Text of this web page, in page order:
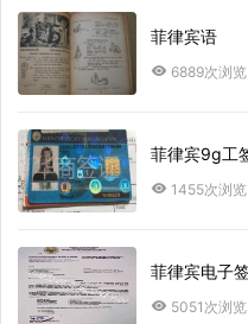
菲律宾语
6889次浏览
菲律宾9g工
1455次浏览
菲律宾电子
5051次浏览